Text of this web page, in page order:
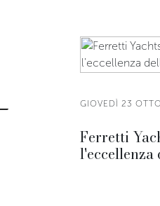
GIOVEDÌ 23
Ferretti
l'eccellenza